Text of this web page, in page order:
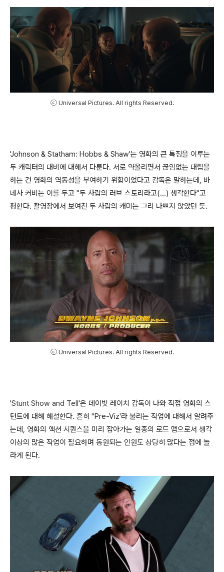
ⓒ Universal Pictures. All rights Reserved.
'Johnson & Statham: Hobbs & Shaw'는 영화의 큰 특징을 이루는
두 캐릭터의 대비에 대해서 다룬다. 서로 약올리면서 끊임없는 대립을
하는 건 영화의 역동성을 부여하기 위함이었다고 감독은 말하는데, 바
네사 커비는 이를 두고 "두 사람의 러브 스토리라고(...) 생각한다"고
평한다. 촬영장에서 보여진 두 사람의 캐미는 그리 나쁘지 않았던 듯.
ⓒ Universal Pictures. All rights Reserved.
'Stunt Show and Tell'은 데이빗 레이치 감독이 나와 직접 영화의 스
턴트에 대해 해설한다. 흔히 "Pre-Viz'라 불리는 작업에 대해서 알려주
는데, 영화의 액션 시퀀스을 미리 잡아가는 일종의 로드 맵으로서 생각
이상의 많은 작업이 필요하며 동원되는 인원도 상당히 많다는 점에 놀
라게 된다.